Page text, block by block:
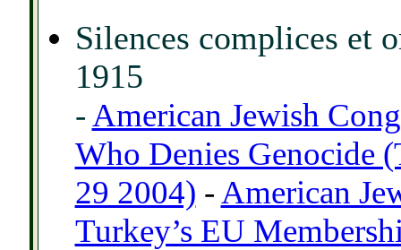
Silences complices et
1915
- American Jewish
Who Denies Genocide
29 2004) - American
Turkey’s EU